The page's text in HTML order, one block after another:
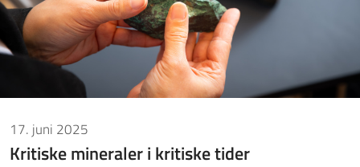
17. juni 2025
Kritiske mineraler i kritiske tider